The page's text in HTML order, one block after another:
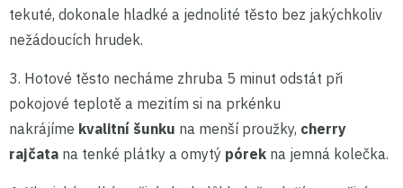
tekuté, dokonale hladké a jednolité těsto bez jakýchkoliv
nežádoucích hrudek.
3. Hotové těsto necháme zhruba 5 minut odstát při
pokojové teplotě a mezitím si na prkénku
nakrájíme kvalitní šunku na menší proužky, cherry
rajčata na tenké plátky a omytý pórek na jemná kolečka.